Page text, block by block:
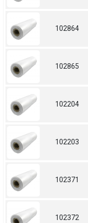
102864
102865
102204
102203
102371
102372